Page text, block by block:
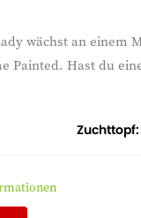
wächst an einem
Painted. Hast du
Zuchttopf